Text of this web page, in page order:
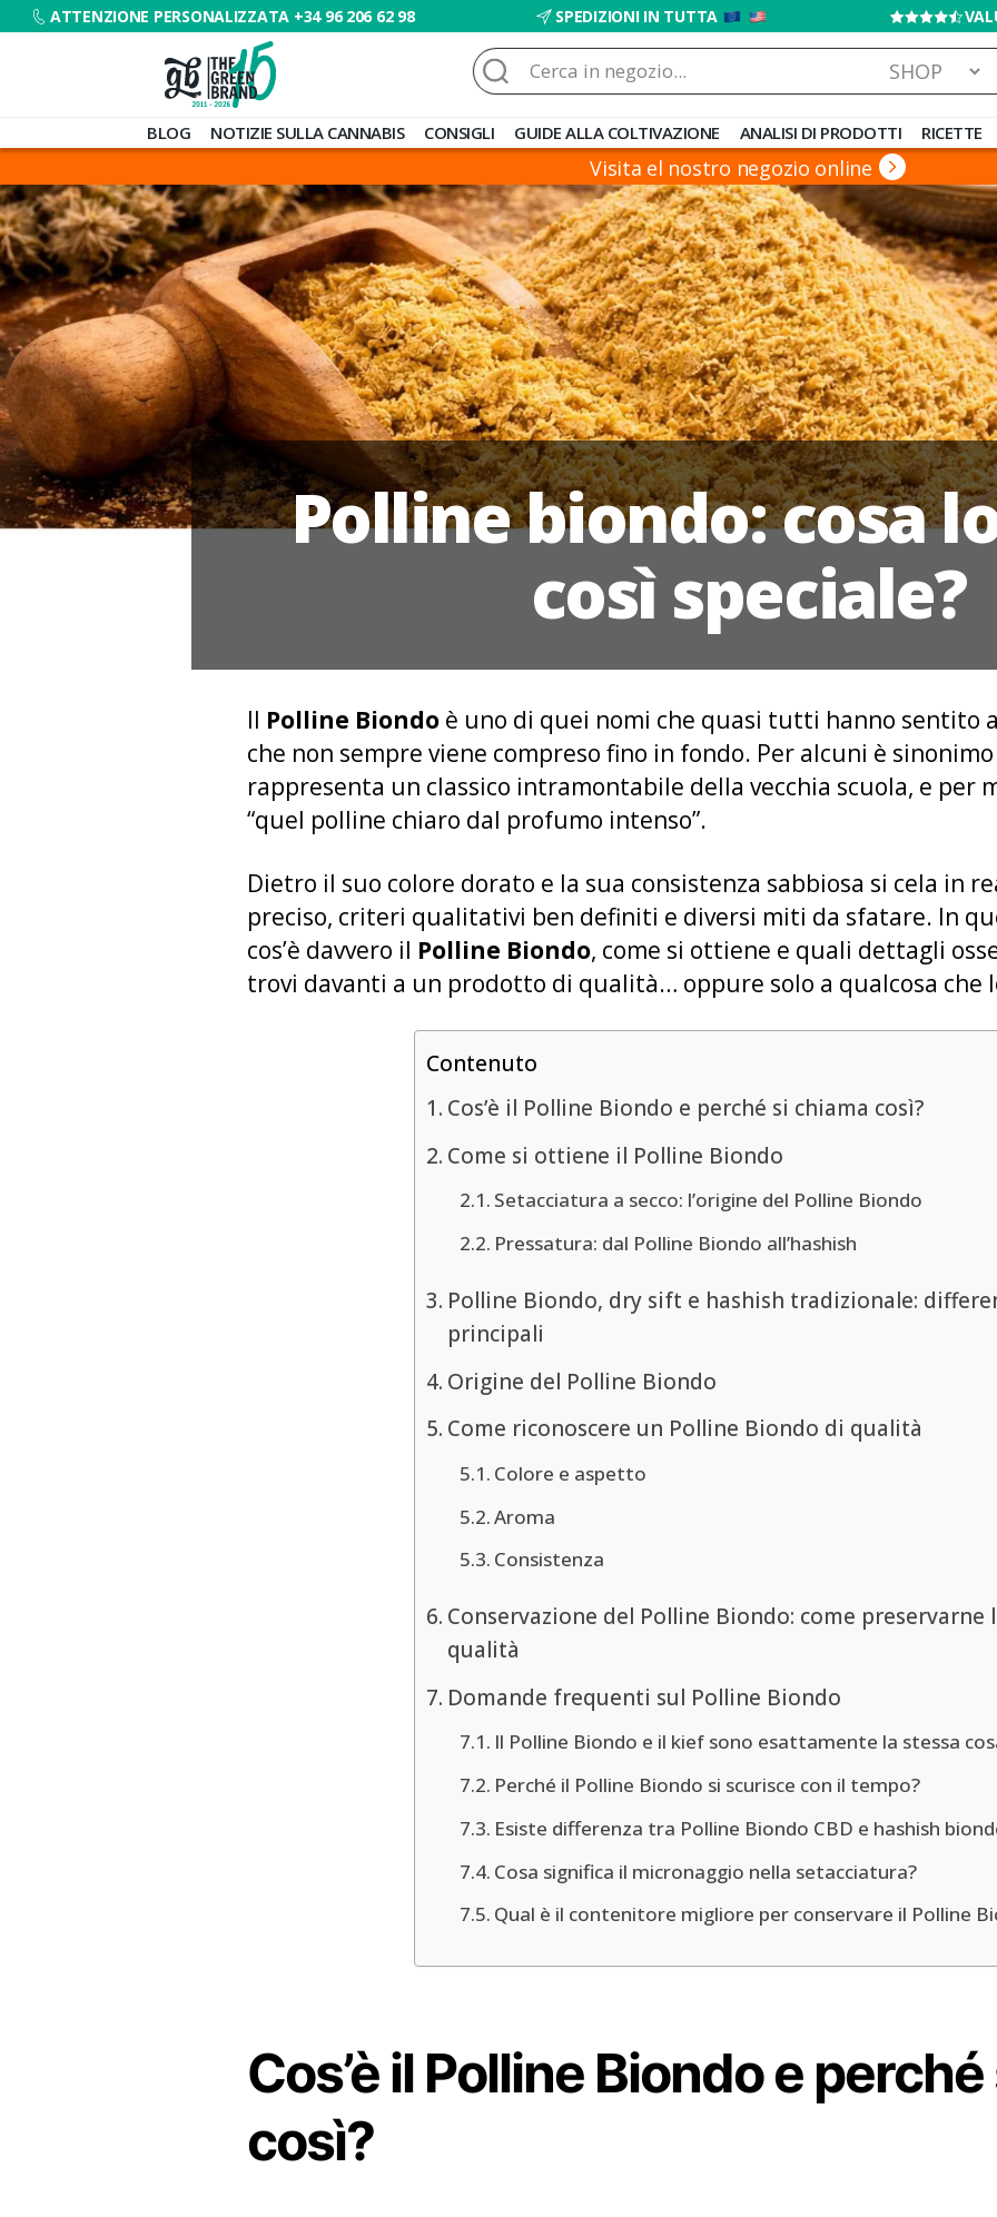
ATTENZIONE PERSONALIZZATA +34 96 206 62 98 SPEDIZIONI IN TUTTA
de
Barato
Cerca:
BLOG NOTIZIE SULLA CANNABIS CONSIGLI GUIDE ALLA COLTIVAZIONE ANALISI DI PRODOTTI RICETTE
Visita el nostro negozio online
Polline biondo: cosa
così speciale?
Il Polline Biondo è uno di quei nomi che quasi tutti hanno sentito
che non sempre viene compreso fino in fondo. Per alcuni è
rappresenta un classico intramontabile della vecchia scuola, e per
“quel polline chiaro dal profumo intenso”.
Dietro il suo colore dorato e la sua consistenza sabbiosa si cela in
preciso, criteri qualitativi ben definiti e diversi miti da sfatare. In
cos’è davvero il Polline Biondo, come si ottiene e quali dettagli
trovi davanti a un prodotto di qualità… oppure solo a qualcosa che
Contenuto
Cos’è il Polline Biondo e perché si chiama così?
Come si ottiene il Polline Biondo
Setacciatura a secco: l’origine del Polline Biondo
Pressatura: dal Polline Biondo all’hashish
Polline Biondo, dry sift e hashish tradizionale:
principali
Origine del Polline Biondo
Come riconoscere un Polline Biondo di qualità
Colore e aspetto
Aroma
Consistenza
Conservazione del Polline Biondo: come preservarne
qualità
Domande frequenti sul Polline Biondo
Il Polline Biondo e il kief sono esattamente la stessa
Perché il Polline Biondo si scurisce con il tempo?
Esiste differenza tra Polline Biondo CBD e hashish
Cosa significa il micronaggio nella setacciatura?
Qual è il contenitore migliore per conservare il Polline
Cos’è il Polline Biondo e
così?